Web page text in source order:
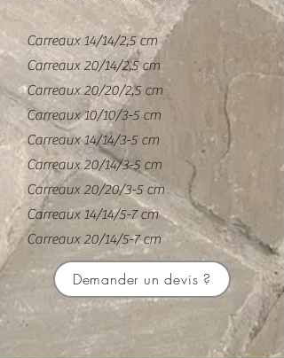
Carreaux 14/14/2,5 cm
Carreaux 20/14/2,5 cm
Carreaux 20/20/2,5 cm
Carreaux 10/10/3-5 cm
Carreaux 14/14/3-5 cm
Carreaux 20/14/3-5 cm
Carreaux 20/20/3-5 cm
Carreaux 14/14/5-7 cm
Carreaux 20/14/5-7 cm
Demander un devis ?